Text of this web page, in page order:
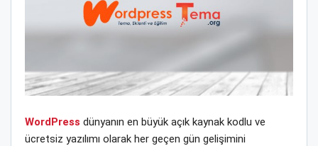
WordPress dünyanın en büyük açık kaynak kodlu ve
ücretsiz yazılımı olarak her geçen gün gelişimini